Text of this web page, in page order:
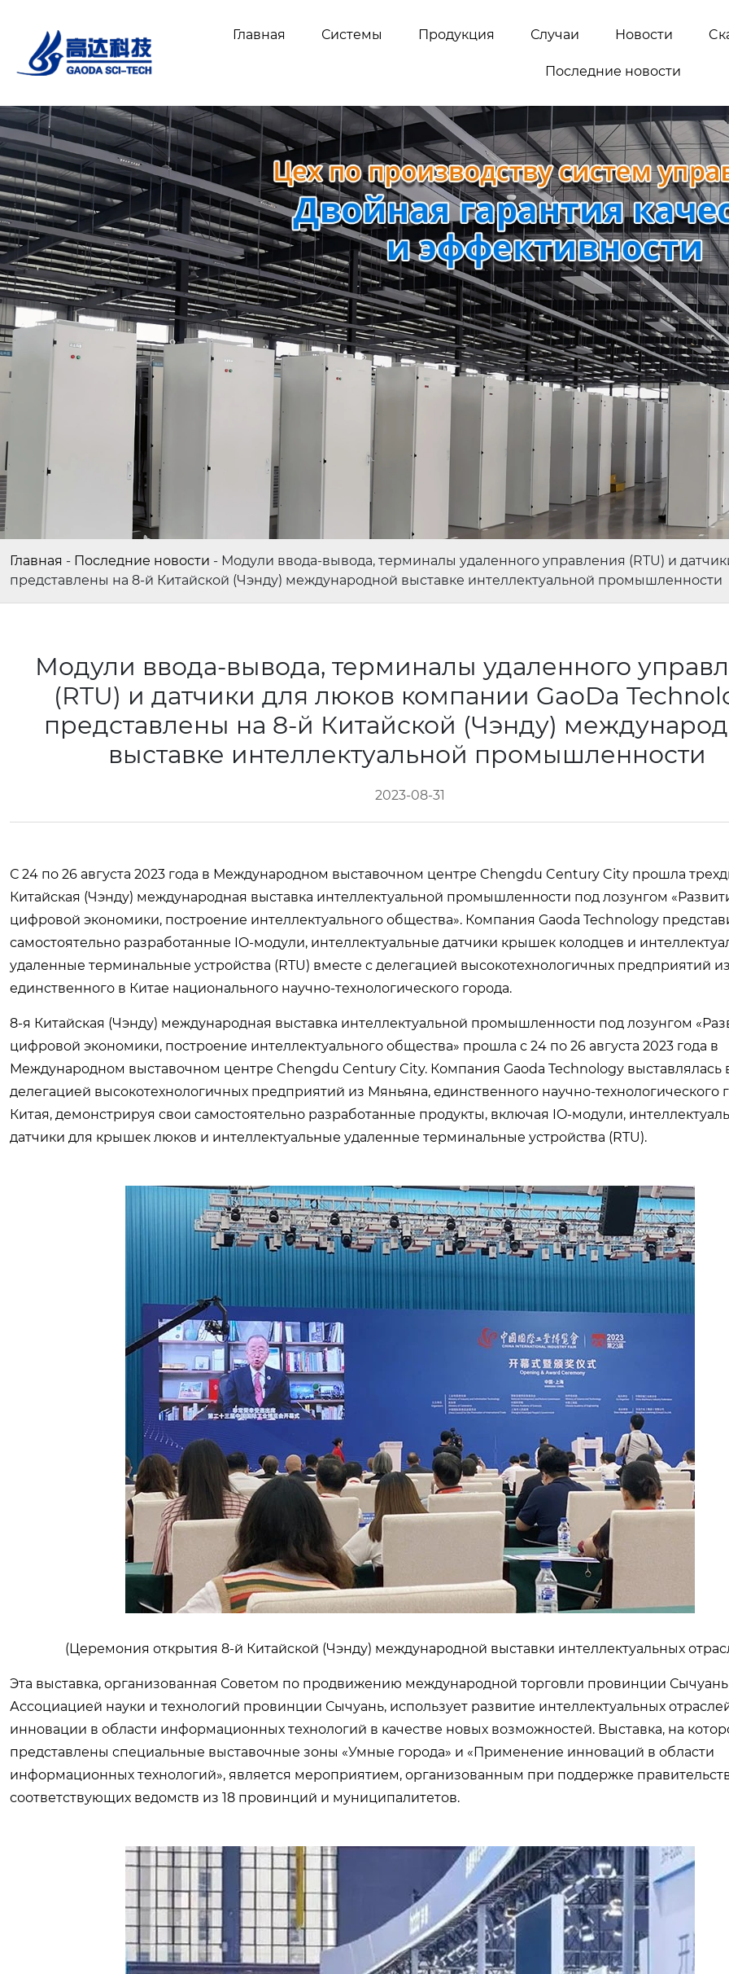
Главная Системы Продукция Случаи Новости
Последние новости
Главная - Последние новости - Модули ввода-вывода, терминалы удаленного управления (RTU) и
представлены на 8-й Китайской (Чэнду) международной выставке интеллектуальной промышленности
Модули ввода-вывода, терминалы удаленного
(RTU) и датчики для люков компании GaoDa
представлены на 8-й Китайской (Чэнду)
выставке интеллектуальной промышленности
2023-08-31
С 24 по 26 августа 2023 года в Международном выставочном центре Chengdu Century City прошла
Китайская (Чэнду) международная выставка интеллектуальной промышленности под лозунгом
цифровой экономики, построение интеллектуального общества». Компания Gaoda Technology
самостоятельно разработанные IO-модули, интеллектуальные датчики крышек колодцев и
удаленные терминальные устройства (RTU) вместе с делегацией высокотехнологичных предприятий
единственного в Китае национального научно-технологического города.
8-я Китайская (Чэнду) международная выставка интеллектуальной промышленности под лозунгом
цифровой экономики, построение интеллектуального общества» прошла с 24 по 26 августа 2023 года в
Международном выставочном центре Chengdu Century City. Компания Gaoda Technology выставлялась
делегацией высокотехнологичных предприятий из Мяньяна, единственного научно-технологического
Китая, демонстрируя свои самостоятельно разработанные продукты, включая IO-модули,
датчики для крышек люков и интеллектуальные удаленные терминальные устройства (RTU).
(Церемония открытия 8-й Китайской (Чэнду) международной выставки интеллектуальных
Эта выставка, организованная Советом по продвижению международной торговли провинции
Ассоциацией науки и технологий провинции Сычуань, использует развитие интеллектуальных
инновации в области информационных технологий в качестве новых возможностей. Выставка, на
представлены специальные выставочные зоны «Умные города» и «Применение инноваций в области
информационных технологий», является мероприятием, организованным при поддержке
соответствующих ведомств из 18 провинций и муниципалитетов.